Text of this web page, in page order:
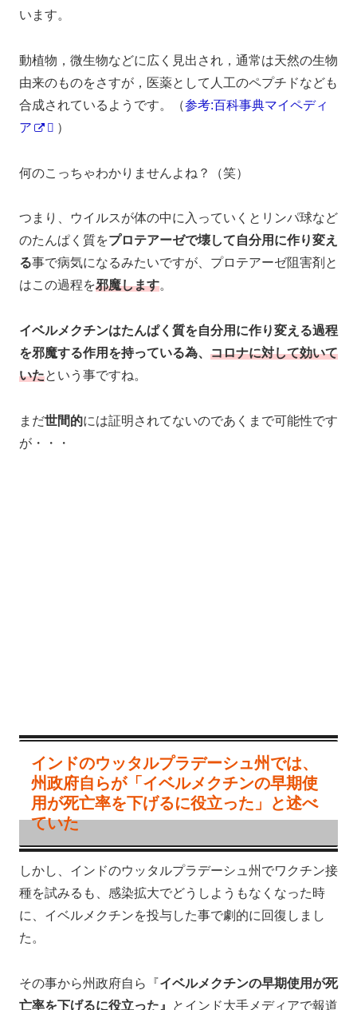
います。
動植物，微生物などに広く見出され，通常は天然の生物
由来のものをさすが，医薬として人工のペプチドなども
合成されているようです。（参考:百科事典マイペディ
ア
）
何のこっちゃわかりませんよね？（笑）
つまり、ウイルスが体の中に入っていくとリンパ球など
のたんぱく質をプロテアーゼで壊して自分用に作り変え
る事で病気になるみたいですが、プロテアーゼ阻害剤と
はこの過程を邪魔します。
イベルメクチンはたんぱく質を自分用に作り変える過程
を邪魔する作用を持っている為、 コロナに対して効いて
いたという事ですね。
まだ世間的には証明されてないのであくまで可能性です
が・・・
インドのウッタルプラデーシュ州では、
州政府自らが「イベルメクチンの早期使
用が死亡率を下げるに役立った」と述べ
ていた
しかし、インドのウッタルプラデーシュ州でワクチン接
種を試みるも、感染拡大でどうしようもなくなった時
に、イベルメクチンを投与した事で劇的に回復しまし
た。
その事から州政府自ら『イベルメクチンの早期使用が死
亡率を下げるに役立った』
とインド大手メディアで報道